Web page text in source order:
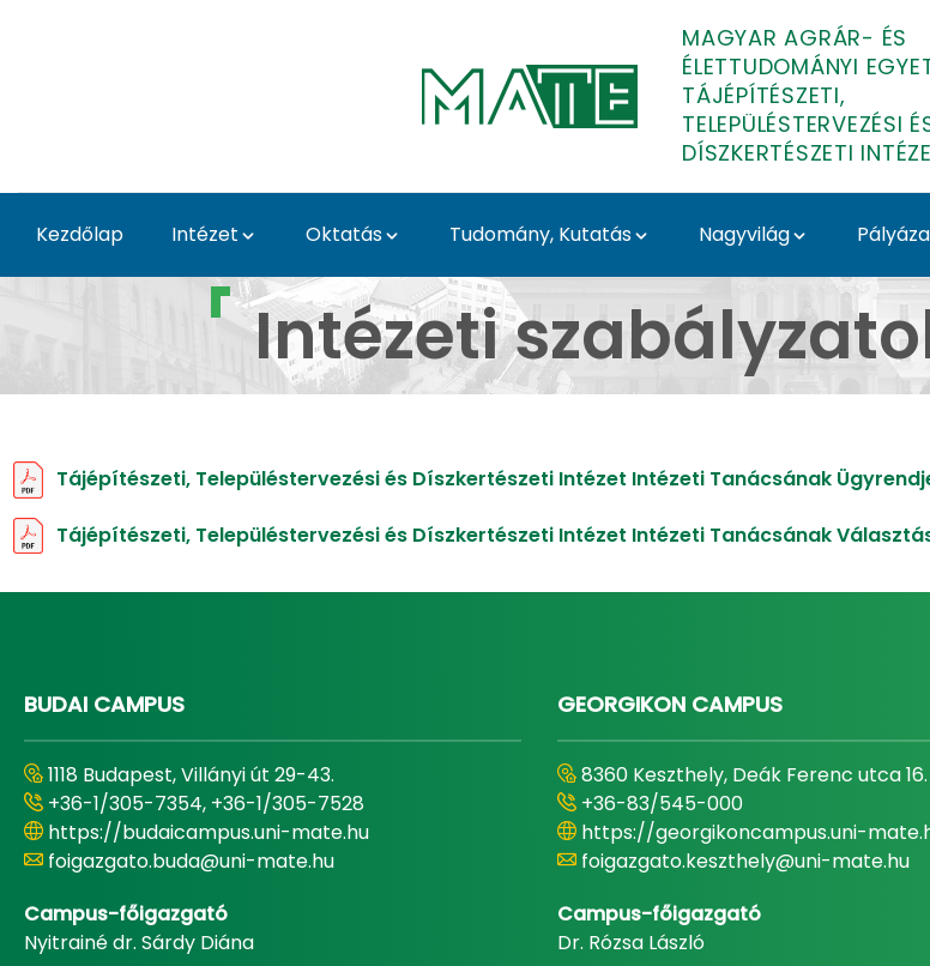
MAGYAR AGRÁR- ÉS
ÉLETTUDOMÁNYI
TÁJÉPÍTÉSZETI,
TELEPÜLÉSTERVEZÉSI
DÍSZKERTÉSZETI
Kezdőlap Intézet Oktatás Tudomány, Kutatás Nagyvilág
Intézeti szabályzatok, ügyrendek -
Intézeti
Tájépítészeti, Településtervezési és Díszkertészeti Intézet Intézeti Tanácsának
Tájépítészeti, Településtervezési és Díszkertészeti Intézet Intézeti Tanácsának
BUDAI CAMPUS
1118 Budapest, Villányi út 29-43.
+36-1/305-7354, +36-1/305-7528
https://budaicampus.uni-mate.hu
foigazgato.buda@uni-mate.hu
Campus-főigazgató
Nyitrainé dr. Sárdy Diána
GEORGIKON CAMPUS
8360 Keszthely, Deák Ferenc utca 16.
+36-83/545-000
https://georgikoncampus.uni-
foigazgato.keszthely@uni-mate.hu
Campus-főigazgató
Dr. Rózsa László